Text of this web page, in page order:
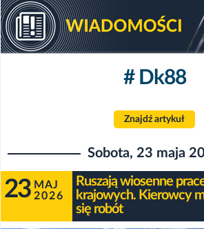
# Dk88
Znajdź artykuł
Sobota, 23 maja
23 MAJ
2026
Ruszają wiosenne
krajowych. Kierowcy
się robót